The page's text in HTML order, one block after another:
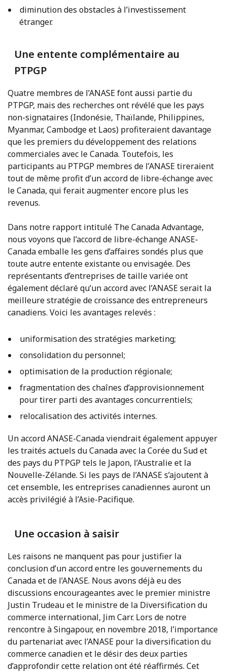
diminution des obstacles à l’investissement
étranger.
Une entente complémentaire au
PTPGP
Quatre membres de l’ANASE font aussi partie du
PTPGP, mais des recherches ont révélé que les pays
non-signataires (Indonésie, Thaïlande, Philippines,
Myanmar, Cambodge et Laos) profiteraient davantage
que les premiers du développement des relations
commerciales avec le Canada. Toutefois, les
participants au PTPGP membres de l’ANASE tireraient
tout de même profit d’un accord de libre-échange avec
le Canada, qui ferait augmenter encore plus les
revenus.
Dans notre rapport intitulé The Canada Advantage,
nous voyons que l’accord de libre-échange ANASE-
Canada emballe les gens d’affaires sondés plus que
toute autre entente existante ou envisagée. Des
représentants d’entreprises de taille variée ont
également déclaré qu’un accord avec l’ANASE serait la
meilleure stratégie de croissance des entrepreneurs
canadiens. Voici les avantages relevés :
uniformisation des stratégies marketing;
consolidation du personnel;
optimisation de la production régionale;
fragmentation des chaînes d’approvisionnement
pour tirer parti des avantages concurrentiels;
relocalisation des activités internes.
Un accord ANASE-Canada viendrait également appuyer
les traités actuels du Canada avec la Corée du Sud et
des pays du PTPGP tels le Japon, l’Australie et la
Nouvelle-Zélande. Si les pays de l’ANASE s’ajoutent à
cet ensemble, les entreprises canadiennes auront un
accès privilégié à l’Asie-Pacifique.
Une occasion à saisir
Les raisons ne manquent pas pour justifier la
conclusion d’un accord entre les gouvernements du
Canada et de l’ANASE. Nous avons déjà eu des
discussions encourageantes avec le premier ministre
Justin Trudeau et le ministre de la Diversification du
commerce international, Jim Carr. Lors de notre
rencontre à Singapour, en novembre 2018, l’importance
du partenariat avec l’ANASE pour la diversification du
commerce canadien et le désir des deux parties
d’approfondir cette relation ont été réaffirmés. Cet